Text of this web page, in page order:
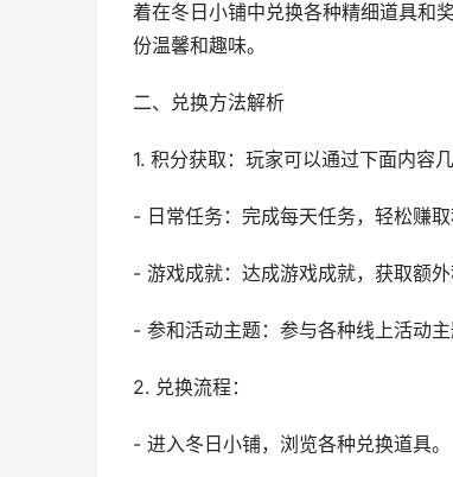
着在冬日小铺中兑换各种精细道具和
份温馨和趣味。
二、兑换方法解析
1. 积分获取：玩家可以通过下面内容
- 日常任务：完成每天任务，轻松赚取
- 游戏成就：达成游戏成就，获取额外
- 参和活动主题：参与各种线上活动主
2. 兑换流程：
- 进入冬日小铺，浏览各种兑换道具。